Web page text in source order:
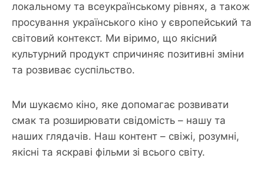
локальному та всеукраїнському рівнях, а також
просування українського кіно у європейський та
світовий контекст. Ми віримо, що якісний
культурний продукт спричиняє позитивні зміни
та розвиває суспільство.
Ми шукаємо кіно, яке допомагає розвивати
смак та розширювати свідомість – нашу та
наших глядачів. Наш контент – свіжі, розумні,
якісні та яскраві фільми зі всього світу.